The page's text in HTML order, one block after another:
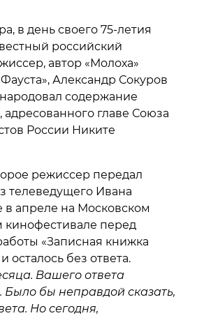
в день своего 75-летия
российский
автор «Молоха»
Александр Сокуров
содержание
главе Союза
России Никите
режиссер передал
телеведущего Ивана
в апреле на Московском
перед
«Записная книжка
осталось без ответа.
Вашего ответа
Было бы неправдой сказать,
Но сегодня,